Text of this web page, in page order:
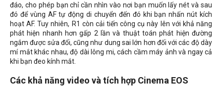
đáo, cho phép bạn chỉ cần nhìn vào nơi bạn muốn lấy nét và sau
đó để vùng AF tự động di chuyển đến đó khi bạn nhấn nút kích
hoạt AF. Tuy nhiên, R1 còn cải tiến công cụ này lên với khả năng
phát hiện nhanh hơn gấp 2 lần và thuật toán phát hiện đường
ngắm được sửa đổi, cũng như dung sai lớn hơn đối với các độ dày
mí mắt khác nhau, độ dài lông mi, cách cầm máy ảnh và ngay cả
khi bạn đeo kính mắt.
Các khả năng video và tích hợp Cinema EOS